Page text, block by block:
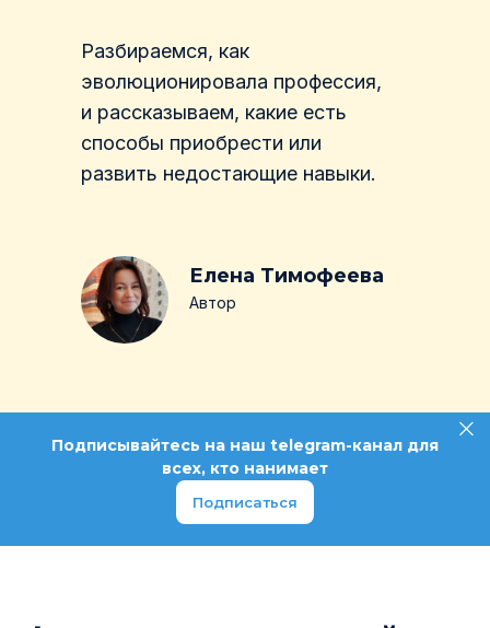
Разбираемся, как
эволюционировала профессия,
и рассказываем, какие есть
способы приобрести или
развить недостающие навыки.
Елена Тимофеева
Автор
Подписывайтесь на наш telegram-канал для
всех, кто нанимает
Подписаться